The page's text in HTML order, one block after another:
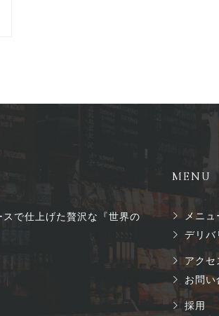
で仕上げた贅沢な『世界の
MENU
メニュ
デリバ
アクセ
お問い
採用